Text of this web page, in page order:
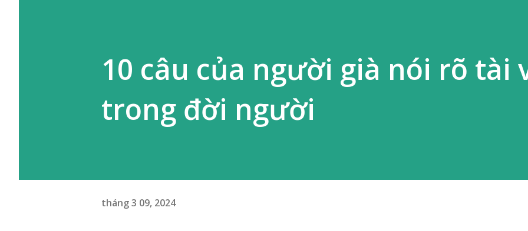
10 câu của người già nói rõ tài
trong đời người
tháng 3 09, 2024